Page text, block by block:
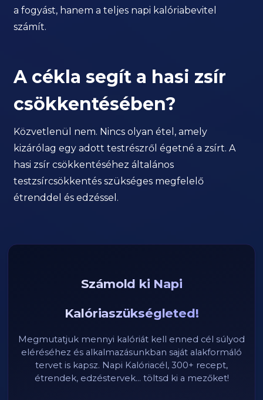
a fogyást, hanem a teljes napi kalóriabevitel
számít.
A cékla segít a hasi zsír
csökkentésében?
Közvetlenül nem. Nincs olyan étel, amely
kizárólag egy adott testrészről égetné a zsírt. A
hasi zsír csökkentéséhez általános
testzsírcsökkentés szükséges megfelelő
étrenddel és edzéssel.
Számold ki Napi
Kalóriaszükségleted!
Megmutatjuk mennyi kalóriát kell enned cél súlyod
eléréséhez és alkalmazásunkban saját alakformáló
tervet is kapsz. Napi Kalóriacél, 300+ recept,
étrendek, edzéstervek... töltsd ki a mezőket!